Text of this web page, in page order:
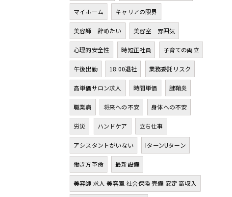
マイホーム キャリアの限界
美容師 辞めたい 美容室 雰囲気
心理的安全性 時短正社員 子育ての両立
午後出勤 18:00退社 業務委託リスク
高単価サロン求人 時間単価 腱鞘炎
職業病 将来への不安 身体への不安
労災 ハンドケア 立ち仕事
アシスタントがいない IターンUターン
働き方革命 最新設備
美容師 求人 美容室 社会保険 完備 安定 高収入